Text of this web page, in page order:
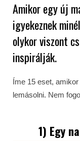
Amikor egy új
igyekeznek
olykor viszont
inspirálják.
Íme 15 eset,
lemásolni. Nem
1) Egy